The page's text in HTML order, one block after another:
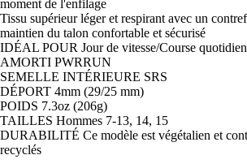
moment de l'enfilage
Tissu supérieur léger et respirant avec un
maintien du talon confortable et sécurisé
IDÉAL POUR Jour de vitesse/Course
AMORTI PWRRUN
SEMELLE INTÉRIEURE SRS
DÉPORT 4mm (29/25 mm)
POIDS 7.3oz (206g)
TAILLES Hommes 7-13, 14, 15
DURABILITÉ Ce modèle est végétalien et
recyclés